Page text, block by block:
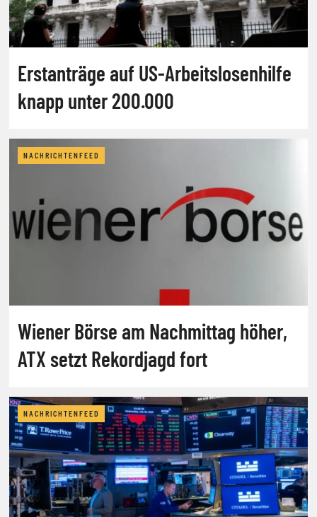
Erstanträge auf US-Arbeitslosenhilfe
knapp unter 200.000
NACHRICHTENFEED
Wiener Börse am Nachmittag höher,
ATX setzt Rekordjagd fort
NACHRICHTENFEED